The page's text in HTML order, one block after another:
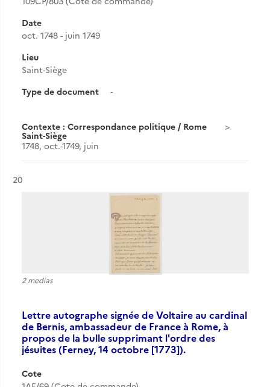
Date
oct. 1748 - juin 1749
Lieu
Saint-Siège
Type de document
-
Contexte : Correspondance politique / Rome
Saint-Siège
1748, oct.-1749, juin
Résultat n°
20
2 medias
Lettre autographe signée de Voltaire au cardinal
de Bernis, ambassadeur de France à Rome, à
propos de la bulle supprimant l'ordre des
jésuites (Ferney, 14 octobre [1773]).
Cote